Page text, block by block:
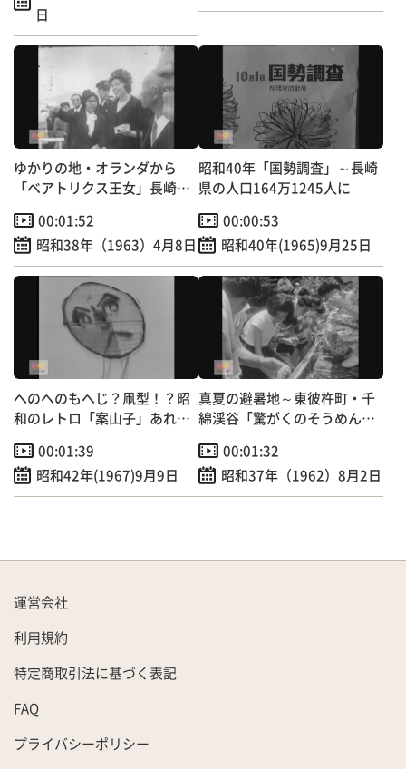
日
ゆかりの地・オランダから
「ベアトリクス王女」長崎訪
和のＴＶニュース】
00:01:52
昭和38年（1963）4月8日
昭和40年「国勢調査」～長崎
県の人口164万1245人に
00:00:53
昭和40年(1965)9月25日
へのへのもへじ？凧型！？昭
和のレトロ「案山子」あれこ
00:01:39
昭和42年(1967)9月9日
真夏の避暑地～東彼杵町・千
綿渓谷「驚がくのそうめん流
00:01:32
昭和37年（1962）8月2日
運営会社
利用規約
特定商取引法に基づく表記
FAQ
プライバシーポリシー